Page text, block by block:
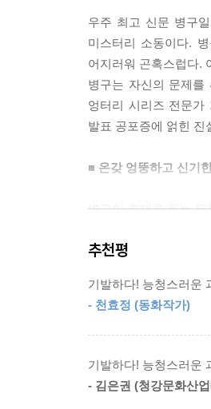
우주 최고 신문 병구
미스터리 소동이다.
어지러워 곤혹스럽다.
병구는 자신의 문제
엉터리 시리즈 전문
발표 공포증에 얽힌 진
■ 온갖 엉뚱하고 신기
병구의 취재를 돕는
10초 만에 다 써지는
■ 현직 교사 신인 글 작
2021년 볼로냐 선정
미로를 통과하고 숨
추천평
기발하다! 능청스러운
- 천효정 (동화작가)
기발하다! 능청스러운
- 김은권 (청강문화산